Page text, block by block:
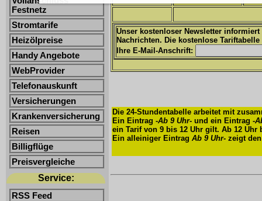
Festnetz
Stromtarife
Heizölpreise
Handy Angebote
WebProvider
Telefonauskunft
Versicherungen
Krankenversicherung
Reisen
Billigflüge
Preisvergleiche
Service:
RSS Feed
Unser kostenloser Newsletter
Nachrichten. Die kostenlose
Ihre E-Mail-Anschrift:
Die 24-Stundentabelle arbeitet mit
Ein Eintrag -Ab 9 Uhr- und ein Eintrag -
ein Tarif von 9 bis 12 Uhr gilt. Ab 12
Ein alleiniger Eintrag Ab 9 Uhr- zeigt